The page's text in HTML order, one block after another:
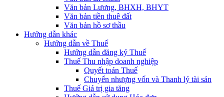
Văn bản Lương, BHXH, BHYT
Văn bản tiền thuê đất
Văn bản hồ sơ thầu
Hướng dẫn khác
Hướng dẫn về Thuế
Hướng dẫn đăng ký Thuế
Thuế Thu nhập doanh nghiệp
Quyết toán Thuế
Chuyển nhượng vốn và Thanh lý tài sản
Thuế Giá trị gia tăng